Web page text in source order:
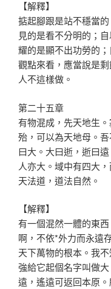
【解釋】
掂起腳跟是站不穩當
見的是看不分明的；
耀的是顯不出功勞的
觀點來看，應當說是
人不這樣做。
第二十五章
有物混成，先天地生
殆，可以為天地母。
曰大。大曰逝，逝曰
人亦大。域中有四大
天法道，道法自然。
【解釋】
有一個混然一體的東
啊，不依*外力而永遠
天下萬物的根本。我
強給它起個名字叫做
遠，遙遠可返回本原